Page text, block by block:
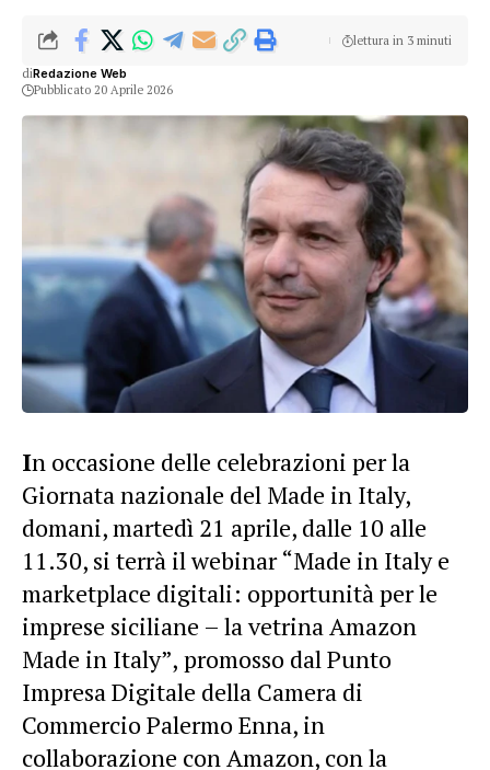
diRedazione Web
Pubblicato 20 Aprile 2026
lettura in 3 minuti
In occasione delle celebrazioni per la
Giornata nazionale del Made in Italy,
domani, martedì 21 aprile, dalle 10 alle
11.30, si terrà il webinar “Made in Italy e
marketplace digitali: opportunità per le
imprese siciliane – la vetrina Amazon
Made in Italy”, promosso dal Punto
Impresa Digitale della Camera di
Commercio Palermo Enna, in
collaborazione con Amazon, con la